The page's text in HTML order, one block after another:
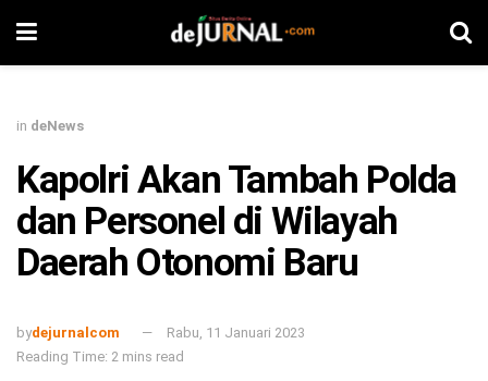
in deNews
Kapolri Akan Tambah Polda
dan Personel di Wilayah
Daerah Otonomi Baru
bydejurnalcom
Rabu, 11 Januari 2023
Reading Time: 2 mins read